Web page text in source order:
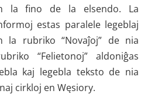
la fino de la elsendo. La
estas paralele legeblaj
la rubriko “Novaĵoj” de nia
“Felietonoj” aldoniĝas
kaj legebla teksto de nia
cirkloj en Węsiory.